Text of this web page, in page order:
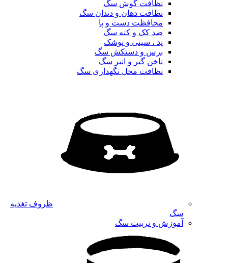
نظافت گوش سگ
نظافت دهان و دندان سگ
محافظت دست و پا
ضد کک و کنه سگ
پد ، سینی و پوشک
برس و دستکش سگ
ناخن گیر و انبر سگ
نظافت محل نگهداری سگ
ظروف تغذیه
سگ
آموزش و تربیت سگ